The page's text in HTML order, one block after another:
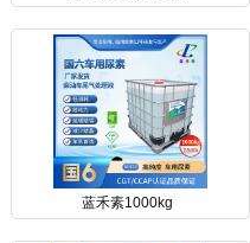
蓝禾素1000kg